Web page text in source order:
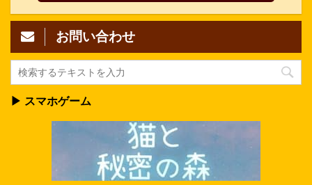
お問い合わせ
▶ スマホゲーム